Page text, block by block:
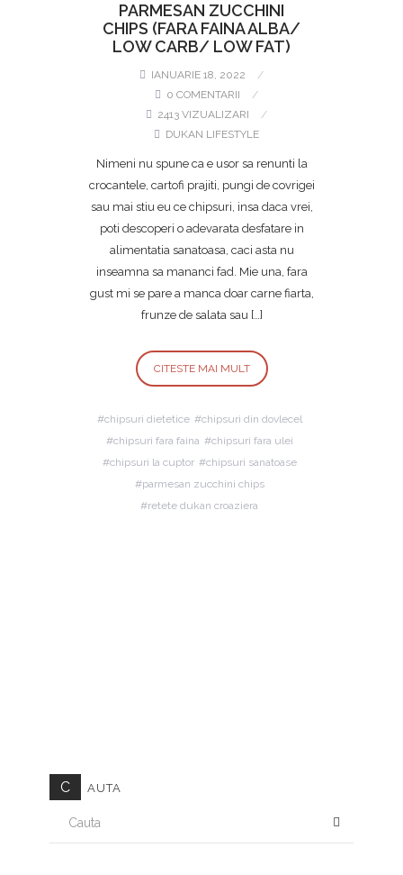
PARMESAN ZUCCHINI
CHIPS (FARA FAINA ALBA/
LOW CARB/ LOW FAT)
IANUARIE 18, 2022
0 COMENTARII
2413 VIZUALIZARI
DUKAN LIFESTYLE
Nimeni nu spune ca e usor sa renunti la
crocantele, cartofi prajiti, pungi de covrigei
sau mai stiu eu ce chipsuri, insa daca vrei,
poti descoperi o adevarata desfatare in
alimentatia sanatoasa, caci asta nu
inseamna sa mananci fad. Mie una, fara
gust mi se pare a manca doar carne fiarta,
frunze de salata sau […]
CITESTE MAI MULT
chipsuri dietetice
chipsuri din dovlecel
chipsuri fara faina
chipsuri fara ulei
chipsuri la cuptor
chipsuri sanatoase
parmesan zucchini chips
retete dukan croaziera
C AUTA